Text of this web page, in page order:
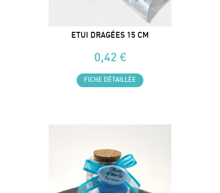
ETUI DRAGÉES 15 CM
0,42 €
FICHE DÉTAILLÉE